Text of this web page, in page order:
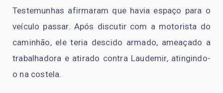
Testemunhas afirmaram que havia espaço para o
veículo passar. Após discutir com a motorista do
caminhão, ele teria descido armado, ameaçado a
trabalhadora e atirado contra Laudemir, atingindo-
o na costela.